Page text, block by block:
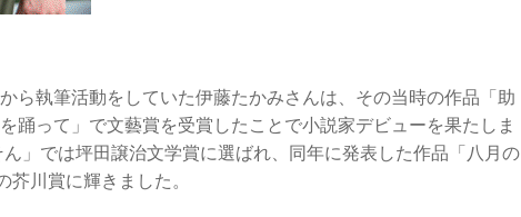
ら執筆活動をしていた伊藤たかみさんは、その当時の作品「助
踊って」で文藝賞を受賞したことで小説家デビューを果たしま
」では坪田譲治文学賞に選ばれ、同年に発表した作品「八月の
芥川賞に輝きました。